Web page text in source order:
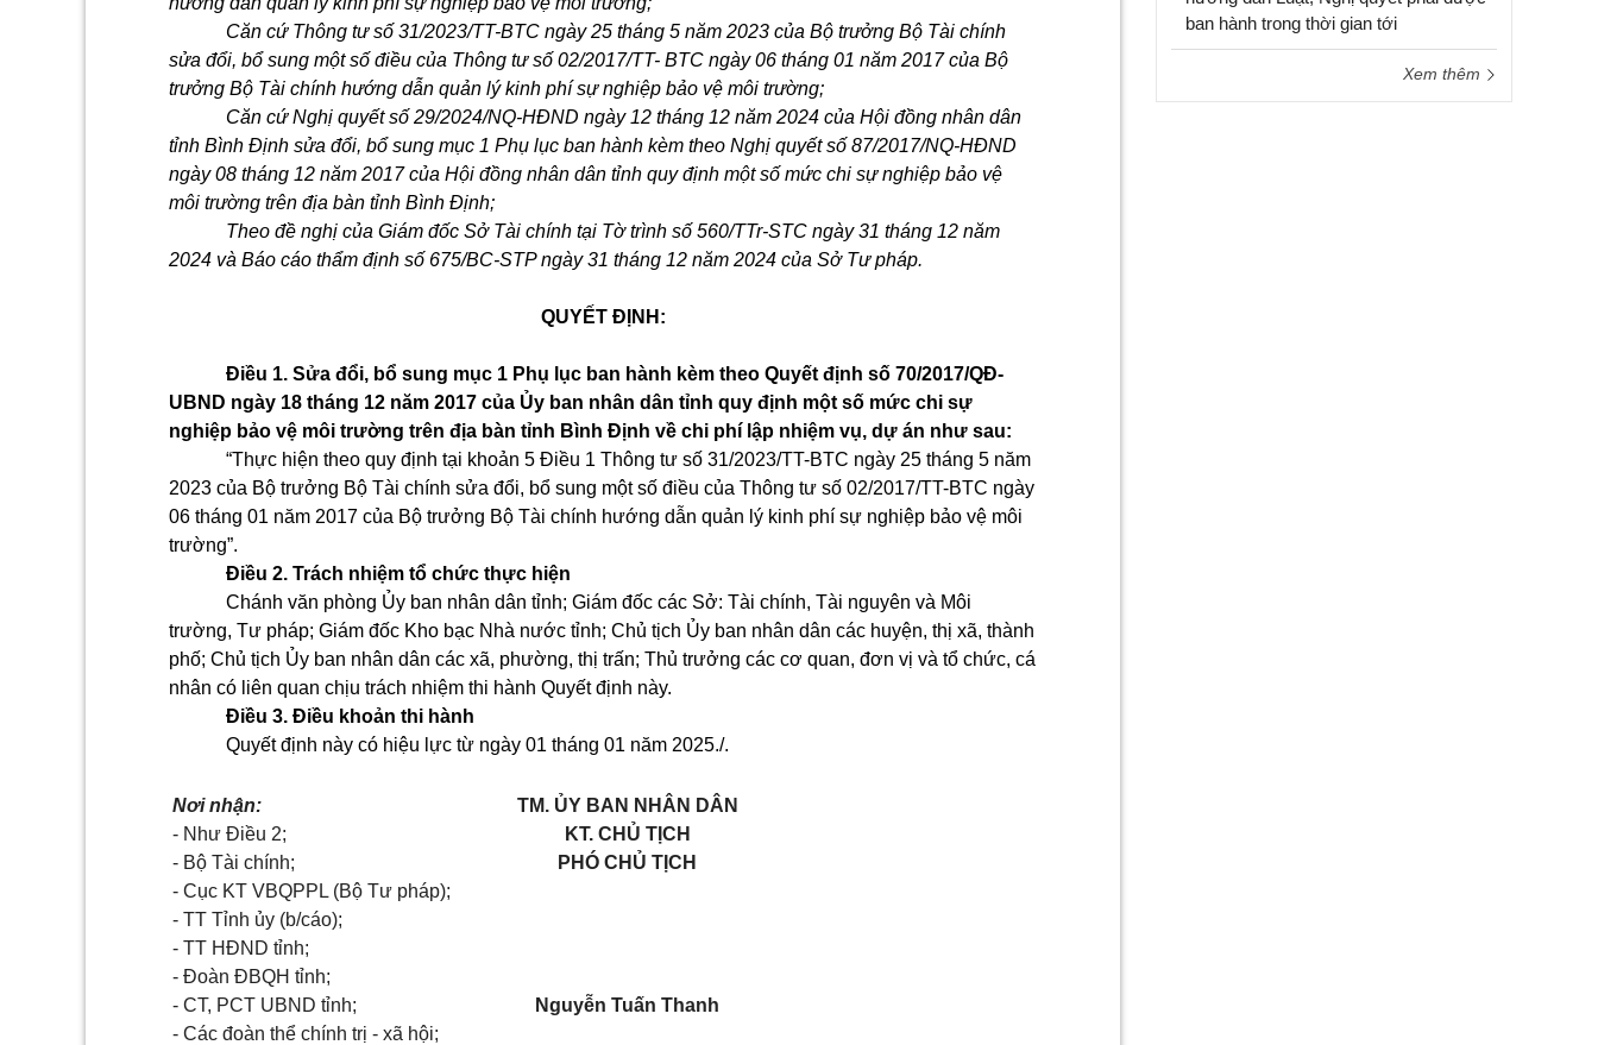
Căn cứ Thông tư số 31/2023/TT-BTC ngày 25 tháng 5 năm 2023 của Bộ trưởng Bộ Tài chính
sửa đổi, bổ sung một số điều của Thông tư số 02/2017/TT- BTC ngày 06 tháng 01 năm 2017 của Bộ
trưởng Bộ Tài chính hướng dẫn quản lý kinh phí sự nghiệp bảo vệ môi trường;
Căn cứ Nghị quyết số 29/2024/NQ-HĐND ngày 12 tháng 12 năm 2024 của Hội đồng nhân dân
tỉnh Bình Định sửa đổi, bổ sung mục 1 Phụ lục ban hành kèm theo Nghị quyết số 87/2017/NQ-HĐND
ngày 08 tháng 12 năm 2017 của Hội đồng nhân dân tỉnh quy định một số mức chi sự nghiệp bảo vệ
môi trường trên địa bàn tỉnh Bình Định;
Theo đề nghị của Giám đốc Sở Tài chính tại Tờ trình số 560/TTr-STC ngày 31 tháng 12 năm
2024 và Báo cáo thẩm định số 675/BC-STP ngày 31 tháng 12 năm 2024 của Sở Tư pháp.
QUYẾT ĐỊNH:
Điều 1. Sửa đổi, bổ sung mục 1 Phụ lục ban hành kèm theo Quyết định số 70/2017/QĐ-
UBND ngày 18 tháng 12 năm 2017 của Ủy ban nhân dân tỉnh quy định một số mức chi sự
nghiệp bảo vệ môi trường trên địa bàn tỉnh Bình Định về chi phí lập nhiệm vụ, dự án như sau:
“Thực hiện theo quy định tại khoản 5 Điều 1 Thông tư số 31/2023/TT-BTC ngày 25 tháng 5 năm
2023 của Bộ trưởng Bộ Tài chính sửa đổi, bổ sung một số điều của Thông tư số 02/2017/TT-BTC ngày
06 tháng 01 năm 2017 của Bộ trưởng Bộ Tài chính hướng dẫn quản lý kinh phí sự nghiệp bảo vệ môi
trường”.
Điều 2. Trách nhiệm tổ chức thực hiện
Chánh văn phòng Ủy ban nhân dân tỉnh; Giám đốc các Sở: Tài chính, Tài nguyên và Môi
trường, Tư pháp; Giám đốc Kho bạc Nhà nước tỉnh; Chủ tịch Ủy ban nhân dân các huyện, thị xã, thành
phố; Chủ tịch Ủy ban nhân dân các xã, phường, thị trấn; Thủ trưởng các cơ quan, đơn vị và tổ chức, cá
nhân có liên quan chịu trách nhiệm thi hành Quyết định này.
Điều 3. Điều khoản thi hành
Quyết định này có hiệu lực từ ngày 01 tháng 01 năm 2025./.
Nơi nhận:
- Như Điều 2;
- Bộ Tài chính;
- Cục KT VBQPPL (Bộ Tư pháp);
- TT Tỉnh ủy (b/cáo);
- TT HĐND tỉnh;
- Đoàn ĐBQH tỉnh;
- CT, PCT UBND tỉnh;
- Các đoàn thể chính trị - xã hội;
TM. ỦY BAN NHÂN DÂN
KT. CHỦ TỊCH
PHÓ CHỦ TỊCH
Nguyễn Tuấn Thanh
ban hành trong thời gian tới
Xem thêm